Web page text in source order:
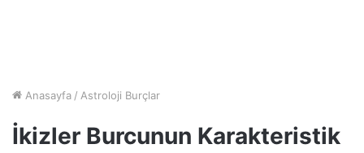
Anasayfa / Astroloji Burçlar
İkizler Burcunun Karakteristik